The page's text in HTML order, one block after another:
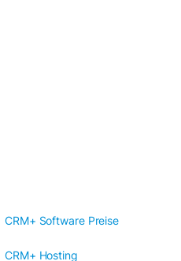
CRM+ Software Preise
CRM+ Hosting